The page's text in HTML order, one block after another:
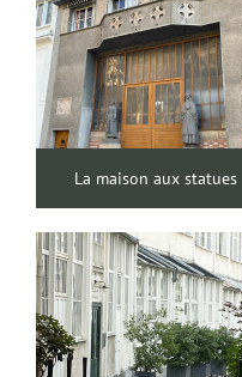
La maison aux statues